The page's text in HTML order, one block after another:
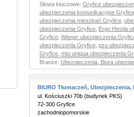
Słowa kluczowe: Gryfice
ubezpieczenia komunikacyjne Gryfice
ubezpieczenia mieszkań Gryfice
ubezpieczenia Gryfice Ergo Hestia
Gryfice Wiener ubezpieczenia
ubezpieczenia Gryfice pzu
Gryfice mtu uniqua ubezpieczenia
Branże: Ubezpieczenia, Biura
BIURO Tłumaczeń, Ubezpieczenia,
ul. Kościuszki 70b (budynek PKS)
72-300 Gryfice
zachodniopomorskie